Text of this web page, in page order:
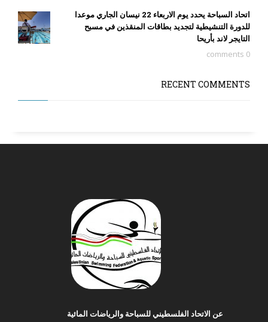
اتحاد السباحة يحدد يوم الاربعاء 22 نيسان الجاري موعدا
للدورة التنشيطية لتجديد بطاقات المنقذين في مسبح
التايجر لاند بأريحا
0 comments
RECENT COMMENTS
عن الاتحاد الفلسطيني للسباحة والرياضات المائية